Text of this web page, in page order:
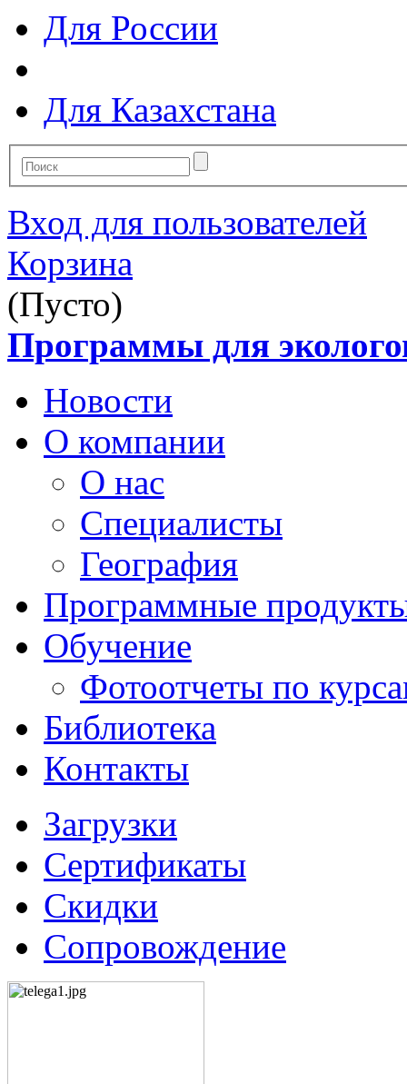
Для России
Для Казахстана
Вход для пользователей
Корзина
(Пусто)
Программы для
Новости
О компании
О нас
Специалисты
География
Программные
Обучение
Фотоотчеты по
Библиотека
Контакты
Загрузки
Сертификаты
Скидки
Сопровождение